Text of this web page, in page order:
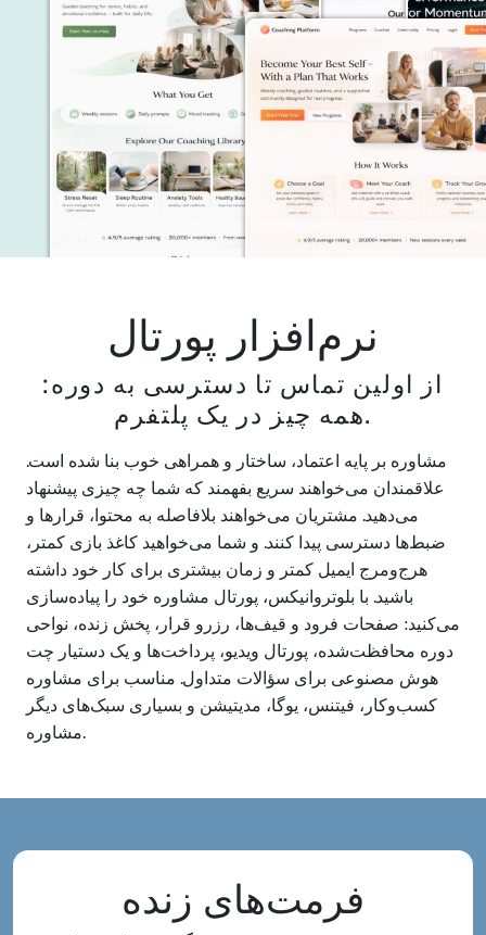
نرم‌افزار پورتال
از اولین تماس تا دسترسی به دوره:
همه چیز در یک پلتفرم.
مشاوره بر پایه اعتماد، ساختار و همراهی خوب بنا شده است.
علاقمندان می‌خواهند سریع بفهمند که شما چه چیزی پیشنهاد
می‌دهید. مشتریان می‌خواهند بلافاصله به محتوا، قرارها و
ضبط‌ها دسترسی پیدا کنند. و شما می‌خواهید کاغذ بازی کمتر،
هرج‌ومرج ایمیل کمتر و زمان بیشتری برای کار خود داشته
باشید. با بلوتروانیکس، پورتال مشاوره خود را پیاده‌سازی
می‌کنید: صفحات فرود و قیف‌ها، رزرو قرار، پخش زنده، نواحی
دوره محافظت‌شده، پورتال ویدیو، پرداخت‌ها و یک دستیار چت
هوش مصنوعی برای سؤالات متداول. مناسب برای مشاوره
کسب‌وکار، فیتنس، یوگا، مدیتیشن و بسیاری سبک‌های دیگر
مشاوره.
فرمت‌های زنده